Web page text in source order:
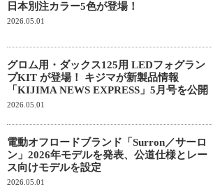
日本別注カラー5色が登場！
2026.05.01
グロム用・ダックス125用 LEDフォグラン
プKIT が登場！ キジマが新製品情報
「KIJIMA NEWS EXPRESS」5月号を公開
2026.05.01
電動オフロードブランド「Surron／サーロ
ン」2026年モデルを発表、公道仕様とレー
ス向けモデルを設定
2026.05.01